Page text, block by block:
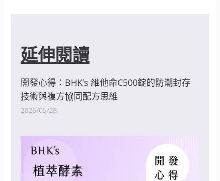
延伸閱讀
開發心得：BHK’s 維他命C500錠的防潮封存
技術與複方協同配方思維
2026/05/28